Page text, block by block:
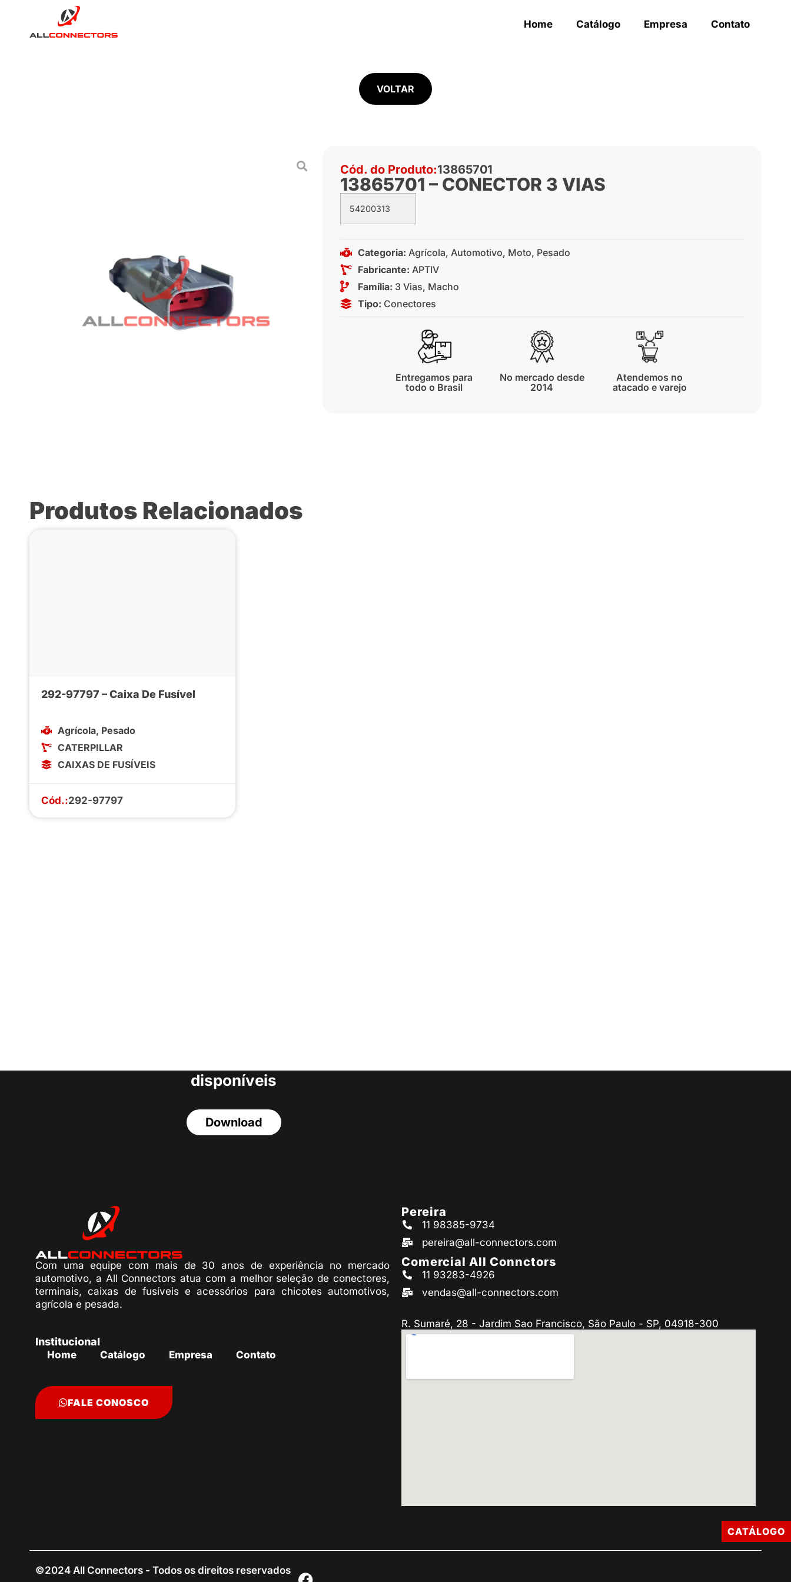
Home Catálogo Empresa Contato
VOLTAR
Cód. do Produto:13865701
13865701 – CONECTOR 3 VIAS
54200313
Categoria: Agrícola, Automotivo, Moto, Pesado
Fabricante: APTIV
Família: 3 Vias, Macho
Tipo: Conectores
Entregamos para
todo o Brasil
No mercado desde
2014
Atendemos no
atacado e varejo
Produtos Relacionados
292-97797 – Caixa De Fusível
Agrícola, Pesado
CATERPILLAR
CAIXAS DE FUSÍVEIS
Cód.:292-97797
disponíveis
Download
Com uma equipe com mais de 30 anos de experiência no mercado
automotivo, a All Connectors atua com a melhor seleção de conectores,
terminais, caixas de fusíveis e acessórios para chicotes automotivos,
agrícola e pesada.
Institucional
Home Catálogo Empresa Contato
FALE CONOSCO
Pereira
11 98385-9734
pereira@all-connectors.com
Comercial All Connctors
11 93283-4926
vendas@all-connectors.com
R. Sumaré, 28 - Jardim Sao Francisco, São Paulo - SP, 04918-300
©2024 All Connectors - Todos os direitos reservados
CATÁLOGO